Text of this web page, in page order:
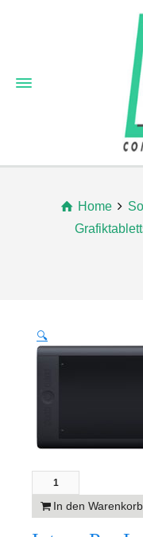
Home
🔍
In den Warenkorb